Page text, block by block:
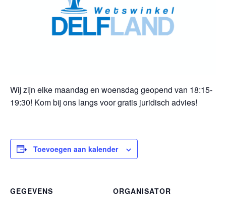
Wij zijn elke maandag en woensdag geopend van 18:15-
19:30! Kom bij ons langs voor gratis juridisch advies!
Toevoegen aan kalender
GEGEVENS
ORGANISATOR